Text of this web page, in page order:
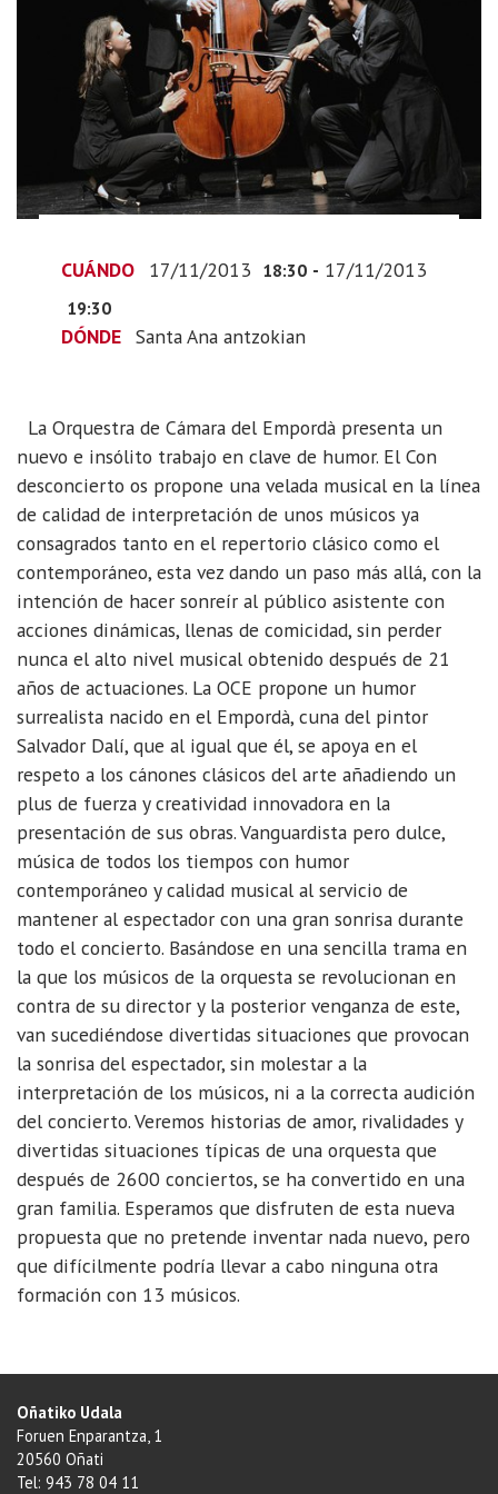
cierto
desconcierto”
17T19:30:00+01:00
CUÁNDO 17/11/2013 18:30 - 17/11/2013
19:30
DÓNDE Santa Ana antzokian
La Orquestra de Cámara del Empordà presenta un
nuevo e insólito trabajo en clave de humor. El Con
desconcierto os propone una velada musical en la línea
de calidad de interpretación de unos músicos ya
consagrados tanto en el repertorio clásico como el
contemporáneo, esta vez dando un paso más allá, con la
intención de hacer sonreír al público asistente con
acciones dinámicas, llenas de comicidad, sin perder
nunca el alto nivel musical obtenido después de 21
años de actuaciones. La OCE propone un humor
surrealista nacido en el Empordà, cuna del pintor
Salvador Dalí, que al igual que él, se apoya en el
respeto a los cánones clásicos del arte añadiendo un
plus de fuerza y creatividad innovadora en la
presentación de sus obras. Vanguardista pero dulce,
música de todos los tiempos con humor
contemporáneo y calidad musical al servicio de
mantener al espectador con una gran sonrisa durante
todo el concierto. Basándose en una sencilla trama en
la que los músicos de la orquesta se revolucionan en
contra de su director y la posterior venganza de este,
van sucediéndose divertidas situaciones que provocan
la sonrisa del espectador, sin molestar a la
interpretación de los músicos, ni a la correcta audición
del concierto. Veremos historias de amor, rivalidades y
divertidas situaciones típicas de una orquesta que
después de 2600 conciertos, se ha convertido en una
gran familia. Esperamos que disfruten de esta nueva
propuesta que no pretende inventar nada nuevo, pero
que difícilmente podría llevar a cabo ninguna otra
formación con 13 músicos.
Oñatiko Udala
Foruen Enparantza, 1
20560 Oñati
Tel: 943 78 04 11